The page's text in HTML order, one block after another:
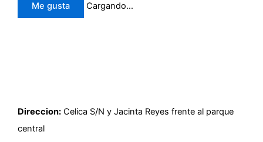
Me gusta Cargando...
Direccion: Celica S/N y Jacinta Reyes frente al parque
central